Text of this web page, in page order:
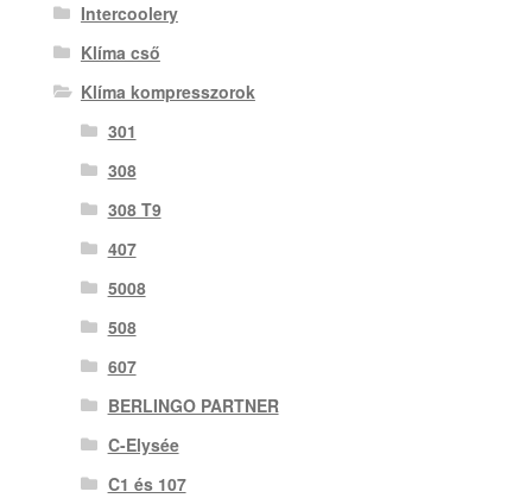
Intercoolery
Klíma cső
Klíma kompresszorok
301
308
308 T9
407
5008
508
607
BERLINGO PARTNER
C-Elysée
C1 és 107